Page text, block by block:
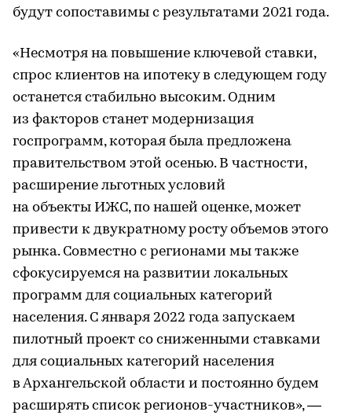
будут сопоставимы с результатами 2021 года.
«Несмотря на повышение ключевой ставки,
спрос клиентов на ипотеку в следующем году
останется стабильно высоким. Одним
из факторов станет модернизация
госпрограмм, которая была предложена
правительством этой осенью. В частности,
расширение льготных условий
на объекты ИЖС, по нашей оценке, может
привести к двукратному росту объемов этого
рынка. Совместно с регионами мы также
сфокусируемся на развитии локальных
программ для социальных категорий
населения. С января 2022 года запускаем
пилотный проект со сниженными ставками
для социальных категорий населения
в Архангельской области и постоянно будем
расширять список регионов-участников», —